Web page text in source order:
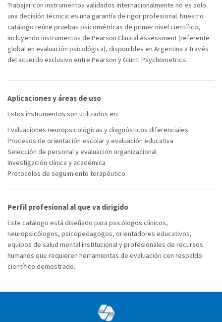
Trabajar con instrumentos validados internacionalmente no es solo
una decisión técnica: es una garantía de rigor profesional. Nuestro
catálogo reúne pruebas psicométricas de primer nivel científico,
incluyendo instrumentos de Pearson Clinical Assessment (referente
global en evaluación psicológica), disponibles en Argentina a través
del acuerdo exclusivo entre Pearson y Giunti Psychometrics.
Aplicaciones y áreas de uso
Estos instrumentos son utilizados en:
Evaluaciones neuropsicológicas y diagnósticos diferenciales
Procesos de orientación escolar y evaluación educativa
Selección de personal y evaluación organizacional
Investigación clínica y académica
Protocolos de seguimiento terapéutico
Perfil profesional al que va dirigido
Este catálogo está diseñado para psicólogos clínicos,
neuropsicólogos, psicopedagogos, orientadores educativos,
equipos de salud mental institucional y profesionales de recursos
humanos que requieren herramientas de evaluación con respaldo
científico demostrado.